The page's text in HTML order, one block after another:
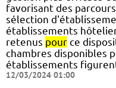
favorisant des
sélection
établissements
retenus pour ce
chambres disponibles
établissements
12/03/2024 01:00